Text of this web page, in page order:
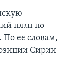
план по
По ее словам,
Сирии